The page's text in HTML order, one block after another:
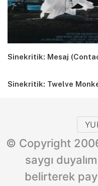
Sinekritik: Mesaj
Sinekritik: Twelve
© Copyright
saygı
belirterek